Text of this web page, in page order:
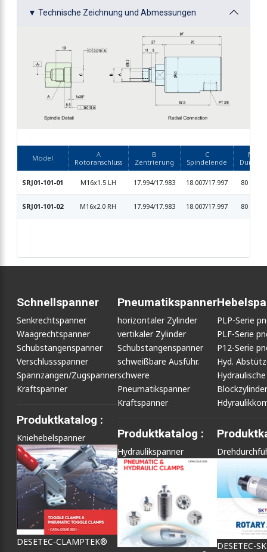
▼ Technische Zeichnung und Abmessungen
Model
A
Rotoranschluss
B
Zentrierung
C
Spindelende
Max.
SRJ01-101-01 M16x1.5 LH 17.994/17.983 18.007/17.997 80 L/
SRJ01-101-02 M16x2.0 RH 17.994/17.983 18.007/17.997 80 L/
Schnellspanner
Senkrechtspanner
Waagrechtspanner
Schubstangenspanner
Verschlussspanner
Spannzangen/Zugspanner
Kraftspanner
Produktkatalog :
Kniehebelspanner
DESETEC-CLAMPTEK®
Pneumatikspanner
horizontaler Zylinder
vertikaler Zylinder
Schubstangenspanner
schweißbare Ausführ.
schwere
Pneumatikspanner
Kraftspanner
Produktkatalog :
Hydraulikspanner
PLP-Serie
PLF-Serie
P12-Serie
Hyd.
Hydraulische
Blockzylinder
DESETEC-